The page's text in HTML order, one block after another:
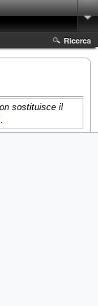
Ricerca
sostituisce il
.